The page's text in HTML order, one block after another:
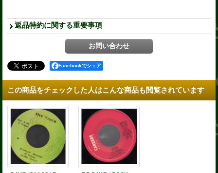
返品特約に関する重要事項
Facebookでシェア
この商品をチェックした人はこんな商品も閲覧されています